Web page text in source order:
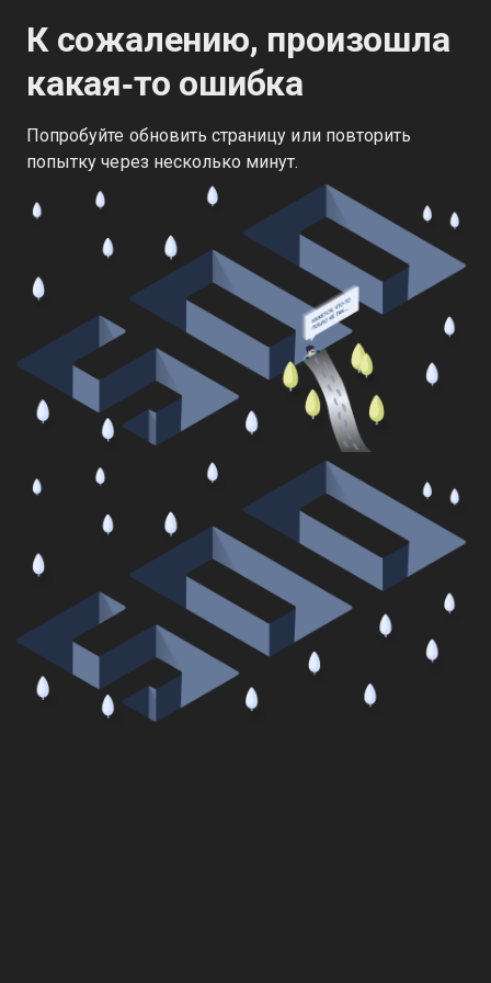
К сожалению, произошла
какая‑то ошибка
Попробуйте обновить страницу или повторить
попытку через несколько минут.